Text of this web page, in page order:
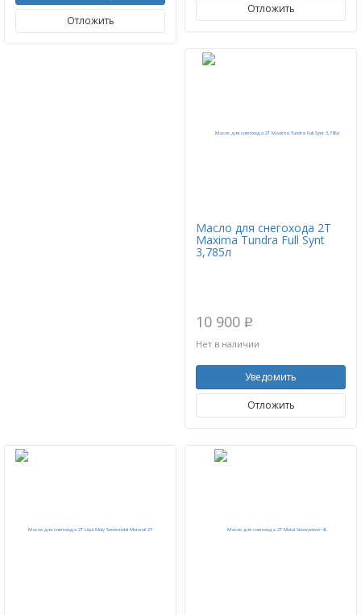
Отложить
Отложить
Масло для снегохода 2T
Maxima Tundra Full Synt
3,785л
10 900 p
Нет в наличии
Уведомить
Отложить